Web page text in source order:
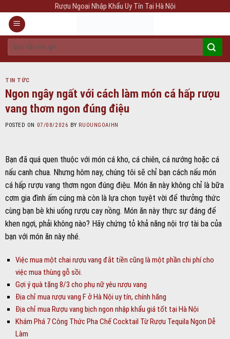
content
Rượu Ngoại Nhập Khẩu Uy Tín Tại Hà Nội
kiếm:
TIN TỨC
Ngon ngây ngất với cách làm món cá hấp rượu
vang thơm ngon đúng điệu
POSTED ON 07/08/2026 BY RUOUNGOAIHN
Bạn đã quá quen thuộc với món cá kho, cá chiên, cá nướng hoặc cá
nấu canh chua. Nhưng hôm nay, chúng tôi sẽ chỉ bạn cách nấu món
cá hấp rượu vang thơm ngon đúng điệu. Món ăn này không chỉ là bữa
cơm gia đình ấm cúng mà còn là lựa chọn tuyệt vời để thưởng thức
cùng bạn bè khi uống rượu cay nồng. Món ăn này thực sự đáng để
khen ngợi, phải không nào? Hãy chứng tỏ khả năng nội trợ tài ba của
bạn với món ăn này nhé.
Việc mua một chai rượu vang đắt tiền cũng là một phần chi phí cho
việc mua thùng gỗ sồi.
Gợi ý quà tặng 8/3 cho phụ nữ yêu rượu vang
Địa chỉ mua rượu vang F ở Hà Nội uy tín, chính hãng
Địa chỉ mua Rượu vang bịch ngon nhập khẩu giá tốt tại Hà Nội
Khám Phá 7 Công Thức Pha Chế Cocktail Từ Rượu Tequila Ngon Dễ
Làm